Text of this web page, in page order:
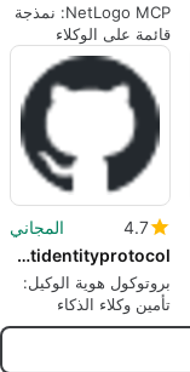
NetLogo MCP: نمذجة
قائمة على الوكلاء
مدفوعة بالذكاء
الاصطناعي
4.7
المجاني
agentidentityprotocol
بروتوكول هوية الوكيل:
تأمين وكلاء الذكاء
الاصطناعي